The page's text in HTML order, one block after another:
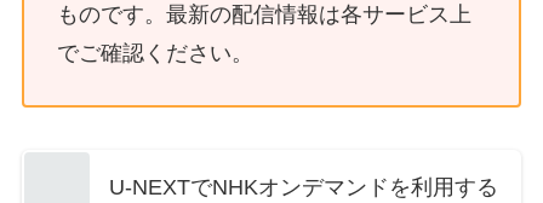
ものです。最新の配信情報は各サービス上
でご確認ください。
U-NEXTでNHKオンデマンドを利用する